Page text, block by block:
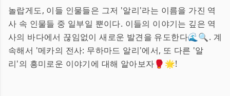
놀랍게도, 이들 인물들은 그저 '알리'라는 이름을 가진 역
사 속 인물들 중 일부일 뿐이다. 이들의 이야기는 깊은 역
사의 바다에서 끊임없이 새로운 발견을 유도한다🌊🔍. 계
속해서 '메카의 전사: 무하마드 알리'에서, 또 다른 '알
리'의 흥미로운 이야기에 대해 알아보자🥊🌟!